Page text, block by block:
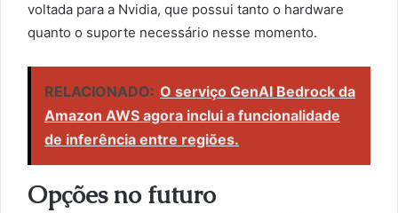
voltada para a Nvidia, que possui tanto o hardware
quanto o suporte necessário nesse momento.
RELACIONADO: O serviço GenAI Bedrock da
Amazon AWS agora inclui a funcionalidade
de inferência entre regiões.
Opções no futuro